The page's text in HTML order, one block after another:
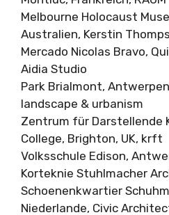
Melbourne Holocaust
Australien, Kerstin
Mercado Nicolas Bravo,
Aidia Studio
Park Brialmont,
landscape & urbanism
Zentrum für Darstellende
College, Brighton, UK, krft
Volksschule Edison,
Korteknie Stuhlmacher
Schoenenkwartier
Niederlande, Civic